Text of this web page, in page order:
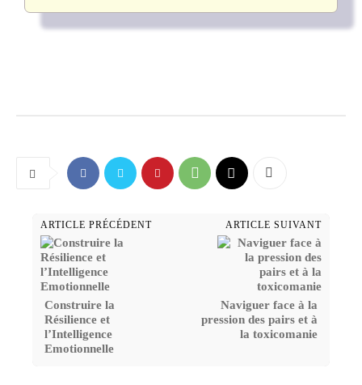
ARTICLE PRÉCÉDENT
Construire la
Résilience et
l’Intelligence
Emotionnelle
ARTICLE SUIVANT
Naviguer face à la
pression des pairs et à
la toxicomanie